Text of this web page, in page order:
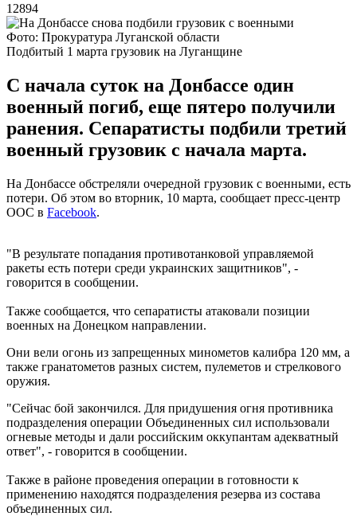
12894
Фото: Прокуратура Луганской области
Подбитый 1 марта грузовик на Луганщине
С начала суток на Донбассе один
военный погиб, еще пятеро получили
ранения. Сепаратисты подбили третий
военный грузовик с начала марта.
На Донбассе обстреляли очередной грузовик с военными, есть
потери. Об этом во вторник, 10 марта, сообщает пресс-центр
ООС в Facebook.
"В результате попадания противотанковой управляемой
ракеты есть потери среди украинских защитников", -
говорится в сообщении.
Также сообщается, что сепаратисты атаковали позиции
военных на Донецком направлении.
Они вели огонь из запрещенных минометов калибра 120 мм, а
также гранатометов разных систем, пулеметов и стрелкового
оружия.
"Сейчас бой закончился. Для придушения огня противника
подразделения операции Объединенных сил использовали
огневые методы и дали российским оккупантам адекватный
ответ", - говорится в сообщении.
Также в районе проведения операции в готовности к
применению находятся подразделения резерва из состава
объединенных сил.